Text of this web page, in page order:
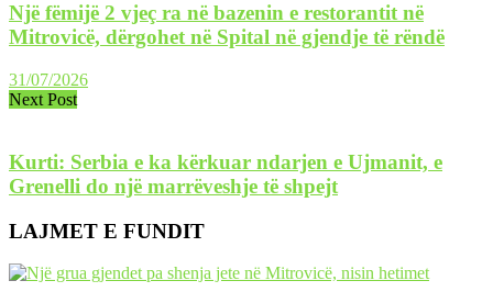
Një fëmijë 2 vjeç ra në bazenin e restorantit në
Mitrovicë, dërgohet në Spital në gjendje të rëndë
31/07/2026
Next Post
Kurti: Serbia e ka kërkuar ndarjen e Ujmanit, e
Grenelli do një marrëveshje të shpejt
LAJMET E FUNDIT